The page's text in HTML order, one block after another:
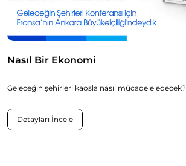
Nasıl Bir Ekonomi
Geleceğin şehirleri kaosla nasıl mücadele edecek?
Detayları İncele